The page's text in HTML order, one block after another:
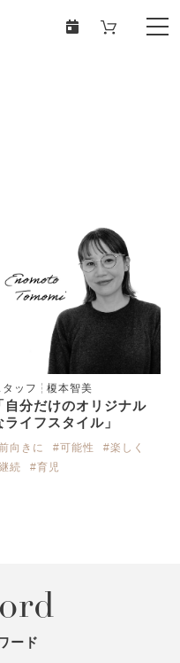
タッフ 榎本智美
自分だけのオリジナル
ライフスタイル」
向きに #可能性
#楽しく
続
#育児
ード